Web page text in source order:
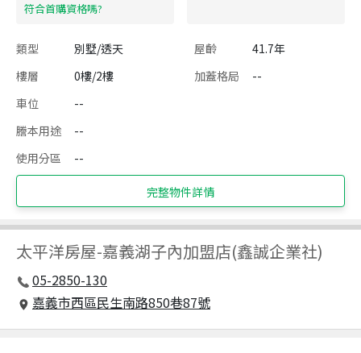
​符合首購資格嗎?
類型 別墅/透天 屋齡
41.7年
樓層
0樓/2樓 加蓋格局
--
車位
--
謄本用途
--
使用分區
--
完整物件詳情
太平洋房屋-嘉義湖子內加盟店(鑫誠企業社)
05-2850-130
嘉義市西區民生南路850巷87號